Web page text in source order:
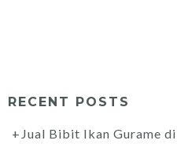
RECENT POSTS
Jual Bibit Ikan Gurame